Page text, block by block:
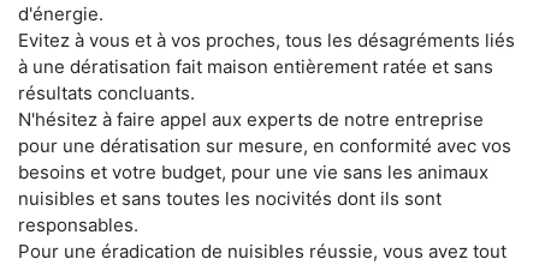
d'énergie.
Evitez à vous et à vos proches, tous les désagréments liés
à une dératisation fait maison entièrement ratée et sans
résultats concluants.
N'hésitez à faire appel aux experts de notre entreprise
pour une dératisation sur mesure, en conformité avec vos
besoins et votre budget, pour une vie sans les animaux
nuisibles et sans toutes les nocivités dont ils sont
responsables.
Pour une éradication de nuisibles réussie, vous avez tout